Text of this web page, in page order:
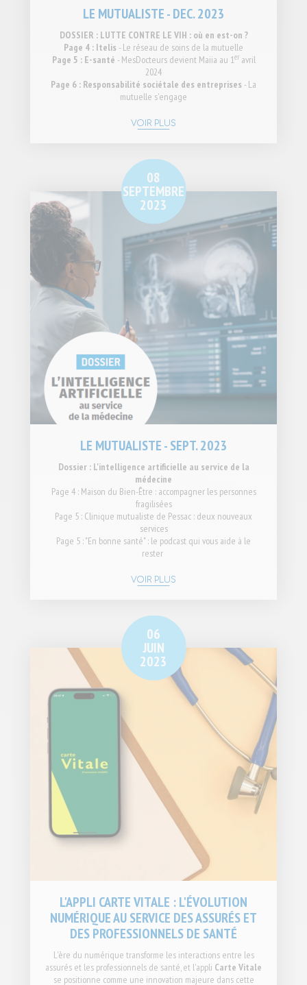
LE MUTUALISTE - DEC. 2023
DOSSIER : LUTTE CONTRE LE VIH : où en est-on ?
Page 4 : Itelis - Le réseau de soins de la mutuelle
Page 5 : E-santé - MesDocteurs devient Maiia au 1eravril
2024
Page 6 : Responsabilité sociétale des entreprises - La
mutuelle s'engage
VOIR PLUS
08
SEPTEMBRE
2023
LE MUTUALISTE - SEPT. 2023
Dossier : L'intelligence artificielle au service de la
médecine
Page 4 : Maison du Bien-Être : accompagner les personnes
fragilisées
Page 5 : Clinique mutualiste de Pessac : deux nouveaux
services
Page 5 : "En bonne santé" : le podcast qui vous aide à le
rester
VOIR PLUS
06
JUIN
2023
L'APPLI CARTE VITALE : L'ÉVOLUTION
NUMÉRIQUE AU SERVICE DES ASSURÉS ET
DES PROFESSIONNELS DE SANTÉ
L'ère du numérique transforme les interactions entre les
assurés et les professionnels de santé, et l'appli Carte Vitale
se positionne comme une innovation majeure dans cette